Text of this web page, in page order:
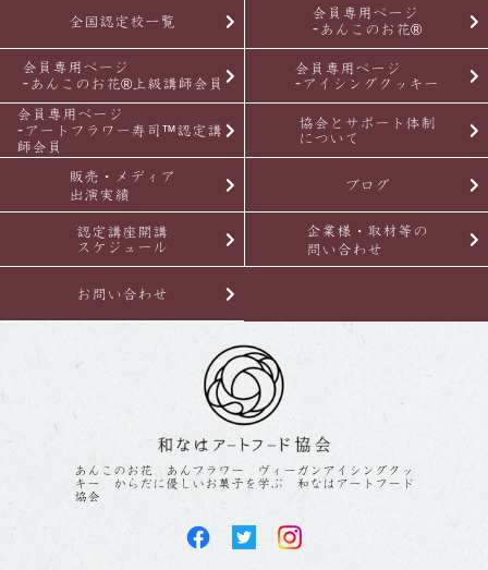
全国認定校一覧
会員専用ページ
-あんこのお花®
会員専用ページ
-あんこのお花®上級講師会員
会員専用ページ
-アイシングクッキー
会員専用ページ
-アートフラワー寿司™認定講
師会員
協会とサポート体制
について
販売・メディア
出演実績
ブログ
認定講座開講
スケジュール
企業様・取材等の
問い合わせ
お問い合わせ
あんこのお花 あんフラワー ヴィーガンアイシングクッ
キー からだに優しいお菓子を学ぶ 和なはアートフード
協会